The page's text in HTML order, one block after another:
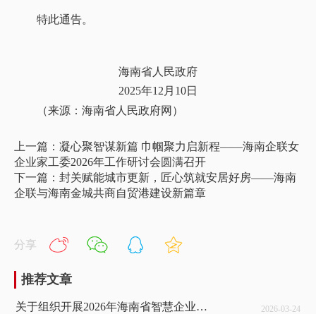
特此通告。
海南省人民政府
2025年12月10日
（来源：海南省人民政府网）
上一篇：凝心聚智谋新篇 巾帼聚力启新程——海南企联女
企业家工委2026年工作研讨会圆满召开
下一篇：封关赋能城市更新，匠心筑就安居好房——海南
企联与海南金城共商自贸港建设新篇章
分享
推荐文章
关于组织开展2026年海南省智慧企业建设创新案例征集活动的通知 2026-03-24